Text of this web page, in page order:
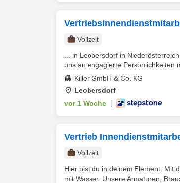
Vollzeit
... in Leobersdorf in
uns an engagierte Persönlichkeiten
Killer GmbH & Co. KG
Leobersdorf
vor 1 Woche
Vertrieb
Vollzeit
Hier bist du in deinem Element: Mit
mit Wasser. Unsere Armaturen,